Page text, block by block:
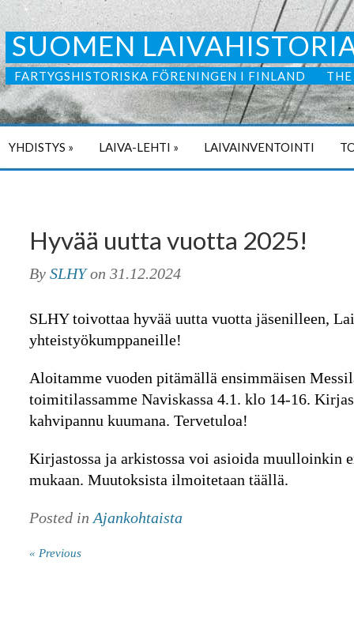
SUOMEN
FARTYGSHISTORISKA FÖRENINGEN I FINLAND
YHDISTYS » LAIVA-LEHTI » LAIVAINVENTOINTI
Hyvää uutta vuotta 2025!
By SLHYon 31.12.2024
SLHY toivottaa hyvää uutta vuotta jäsenilleen,
yhteistyökumppaneille!
Aloitamme vuoden pitämällä ensimmäisen
toimitilassamme Naviskassa 4.1. klo 14-16.
kahvipannu kuumana. Tervetuloa!
Kirjastossa ja arkistossa voi asioida muulloinkin
mukaan. Muutoksista ilmoitetaan täällä.
Posted in Ajankohtaista
« Previous